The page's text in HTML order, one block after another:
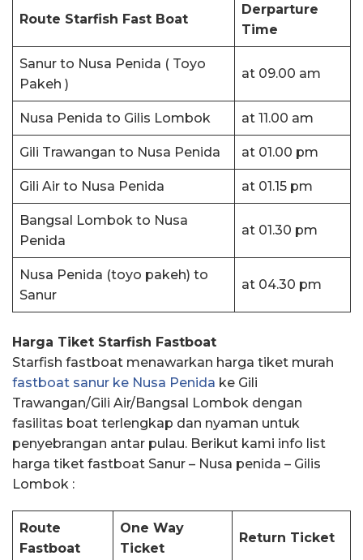
Route Starfish Fast Boat
Derparture
Time
Sanur to Nusa Penida ( Toyo
Pakeh )
at 09.00 am
Nusa Penida to Gilis Lombok at 11.00 am
Gili Trawangan to Nusa Penida at 01.00 pm
Gili Air to Nusa Penida at 01.15 pm
Bangsal Lombok to Nusa
Penida
at 01.30 pm
Nusa Penida (toyo pakeh) to
Sanur
at 04.30 pm
Harga Tiket Starfish Fastboat
Starfish fastboat menawarkan harga tiket murah
fastboat sanur ke Nusa Penida ke Gili
Trawangan/Gili Air/Bangsal Lombok dengan
fasilitas boat terlengkap dan nyaman untuk
penyebrangan antar pulau. Berikut kami info list
harga tiket fastboat Sanur – Nusa penida – Gilis
Lombok :
Route
Fastboat
One Way
Ticket
Return Ticket